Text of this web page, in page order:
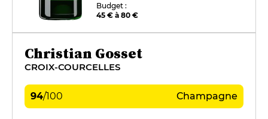
Budget :
45 € à 80 €
Christian Gosset
CROIX-COURCELLES
94/100 Champagne